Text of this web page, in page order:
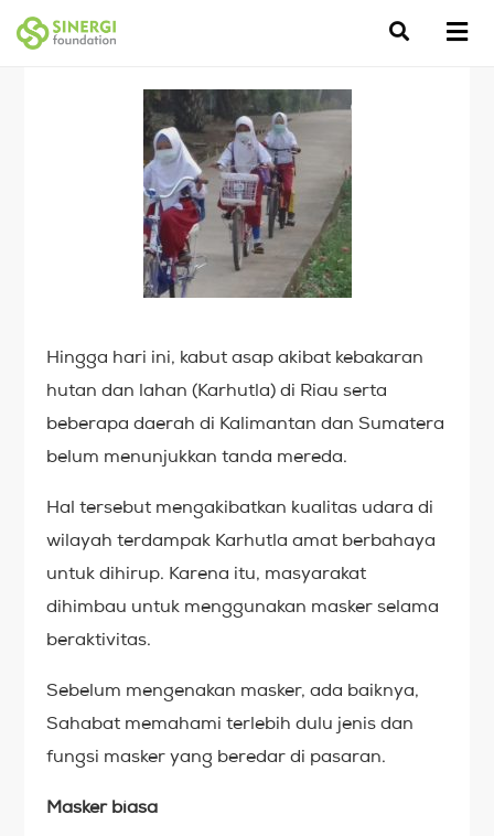
Hingga hari ini, kabut asap akibat kebakaran
hutan dan lahan (Karhutla) di Riau serta
beberapa daerah di Kalimantan dan Sumatera
belum menunjukkan tanda mereda.
Hal tersebut mengakibatkan kualitas udara di
wilayah terdampak Karhutla amat berbahaya
untuk dihirup. Karena itu, masyarakat
dihimbau untuk menggunakan masker selama
beraktivitas.
Sebelum mengenakan masker, ada baiknya,
Sahabat memahami terlebih dulu jenis dan
fungsi masker yang beredar di pasaran.
Masker biasa